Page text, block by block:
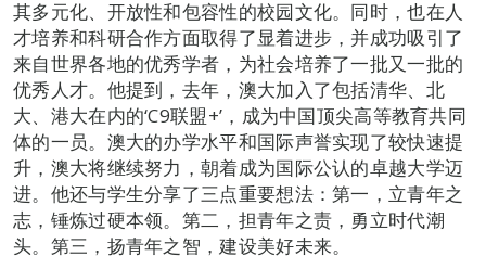
其多元化、开放性和包容性的校园文化。同时，也在人
才培养和科研合作方面取得了显着进步，并成功吸引了
来自世界各地的优秀学者，为社会培养了一批又一批的
优秀人才。他提到，去年，澳大加入了包括清华、北
大、港大在内的‘C9联盟+’，成为中国顶尖高等教育共同
体的一员。澳大的办学水平和国际声誉实现了较快速提
升，澳大将继续努力，朝着成为国际公认的卓越大学迈
进。他还与学生分享了三点重要想法：第一，立青年之
志，锤炼过硬本领。第二，担青年之责，勇立时代潮
头。第三，扬青年之智，建设美好未来。